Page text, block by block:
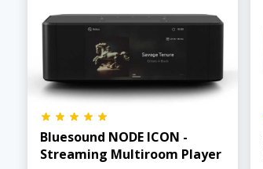
Bluesound NODE ICON -
Streaming Multiroom Player